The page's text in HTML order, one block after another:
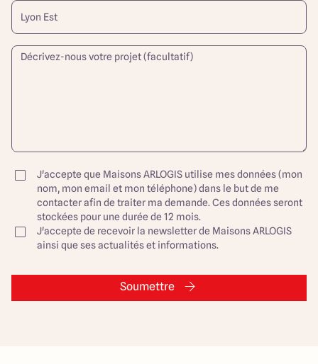
J'accepte que Maisons ARLOGIS utilise mes données (mon
nom, mon email et mon téléphone) dans le but de me
contacter afin de traiter ma demande. Ces données seront
stockées pour une durée de 12 mois.
J'accepte de recevoir la newsletter de Maisons ARLOGIS
ainsi que ses actualités et informations.
Soumettre